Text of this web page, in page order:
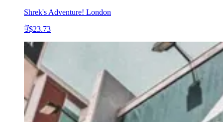
Shrek's Adventure! London
ਤੋਂ$23.73